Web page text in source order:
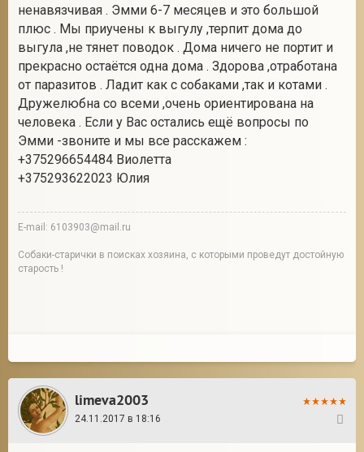
ненавязчивая . Эмми 6-7 месяцев и это большой
плюс . Мы приучены к выгулу ,терпит дома до
выгула ,не тянет поводок . Дома ничего не портит и
прекрасно остаётся одна дома . Здорова ,отработана
от паразитов . Ладит как с собаками ,так и котами .
Дружелюбна со всеми ,очень ориентирована на
человека . Если у Вас остались ещё вопросы по
Эмми -звоните и мы все расскажем :
+375296654484 Виолетта
+375293622023 Юлия
E-mail: 6103903@mail.ru
Собаки-старички в поисках хозяина, с которыми проведут достойную
старость !
limeva2003
24.11.2017 в 18:16